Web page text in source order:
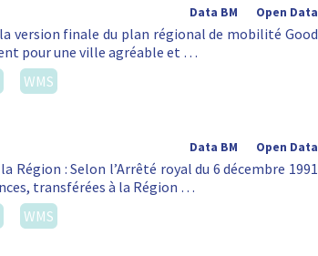
Open Data
Data BM
version finale du plan régional de mobilité Good
pour une ville agréable et …
WMS
Open Data
Data BM
Région : Selon l’Arrêté royal du 6 décembre 1991
transférées à la Région …
WMS